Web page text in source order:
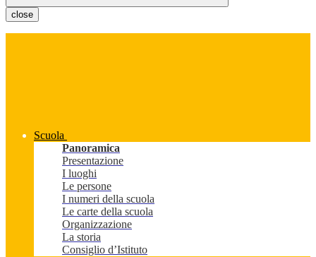
close
Scuola
Panoramica
Presentazione
I luoghi
Le persone
I numeri della scuola
Le carte della scuola
Organizzazione
La storia
Consiglio d’Istituto